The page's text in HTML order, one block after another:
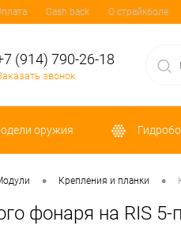
Cash back О страйкболе
(914) 790-26-18
звонок
оружия
• Крепления и планки •
фонаря на RIS